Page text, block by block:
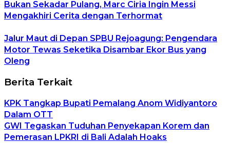
Bukan Sekadar Pulang, Marc Ciria Ingin Messi
Mengakhiri Cerita dengan Terhormat
Jalur Maut di Depan SPBU Rejoagung: Pengendara
Motor Tewas Seketika Disambar Ekor Bus yang
Oleng
Berita Terkait
KPK Tangkap Bupati Pemalang Anom Widiyantoro
Dalam OTT
GWI Tegaskan Tuduhan Penyekapan Korem dan
Pemerasan LPKRI di Bali Adalah Hoaks